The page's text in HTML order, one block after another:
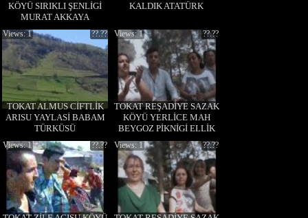
KÖYÜ SIRIKLI ŞENLİGİ
MURAT AKKAYA
ALACAM OYUNU
KALDIK ATATÜRK
TOKAT ALMUS CİFTLİK
ARISU YAYLASİ BABAM
TÜRKÜSÜ
??.??
Views: 1
TOKAT REŞADİYE SAZAK
KÖYÜ YERLİCE MAH
BEYGOZ PİKNİGİ ELLİK
OYUNU KEMANCI
HÜSEYİN
??.??
Views: 1
??.??
Views: 1 ??.??
Views: 1